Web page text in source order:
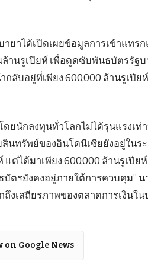
ยาได้เปิดเผยข้อมูลการเข้าแทร
านรูเปียห์ เพื่อดูดซับพันธบัตรรัฐบ
ลับอยู่ที่เพียง 600,000 ล้านรูเปีย
ยนักลงทุนทั่วโลกไม่ได้รุนแรงเ
นทรัพย์ของอินโดนีเซียยังอยู่ในร
แต่ได้มาเพียง 600,000 ล้านรูเปี
ตรยังคงอยู่ภายใต้การควบคุม”
งเสถียรภาพของตลาดการเงินใน
on Google News